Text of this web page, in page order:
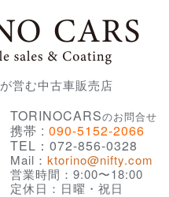
営む中古車販売店
TORINOCARSのお問合せ
携帯 : 090-5152-2066
TEL：072-856-0328
Mail： ktorino@nifty.com
営業時間：9:00〜18:00
定休日：日曜・祝日